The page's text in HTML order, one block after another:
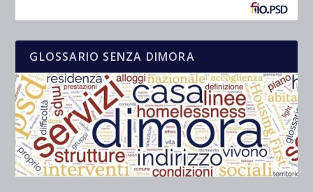
GLOSSARIO SENZA DIMORA